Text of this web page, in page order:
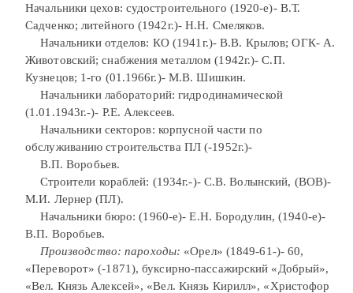
Начальники цехов: судостроительного (1920-е)- В.Т.
Садченко; литейного (1942г.)- Н.Н. Смеляков.
Начальники отделов: КО (1941г.)- В.В. Крылов; ОГК- А.
Животовский; снабжения металлом (1942г.)- С.П.
Кузнецов; 1-го (01.1966г.)- М.В. Шишкин.
Начальники лабораторий: гидродинамической
(1.01.1943г.-)- Р.Е. Алексеев.
Начальники секторов: корпусной части по
обслуживанию строительства ПЛ (-1952г.)-
В.П. Воробьев.
Строители кораблей: (1934г.-)- С.В. Волынский, (ВОВ)-
М.И. Лернер (ПЛ).
Начальники бюро: (1960-е)- Е.Н. Бородулин, (1940-е)-
В.П. Воробьев.
Производство: пароходы: «Орел» (1849-61-)- 60,
«Переворот» (-1871), буксирно-пассажирский «Добрый»,
«Вел. Князь Алексей», «Вел. Князь Кирилл», «Христофор